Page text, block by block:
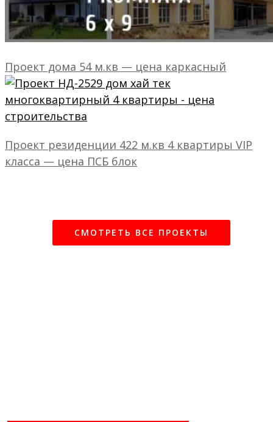
Проект дома 54 м.кв — цена каркасный
Проект резиденции 422 м.кв 4 квартиры VIP
класса — цена ПСБ блок
СМОТРЕТЬ ВСЕ ПРОЕКТЫ